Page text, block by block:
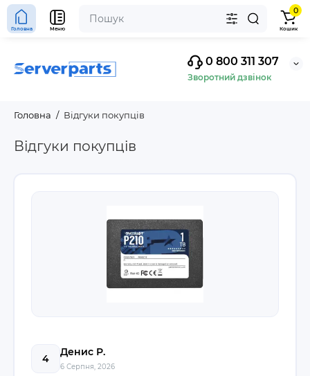
0 800 311 307
Зворотний дзвінок
Головна Меню
0
Кошик
Головна Відгуки покупців
Відгуки покупців
4
Денис Р.
6 Серпня, 2026